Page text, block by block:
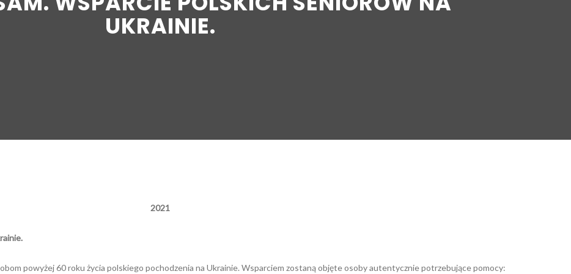
UKRAINIE.
2021
powyżej 60 roku życia polskiego pochodzenia na Ukrainie. Wsparciem zostaną objęte osoby autentycznie potrzebujące pomocy: